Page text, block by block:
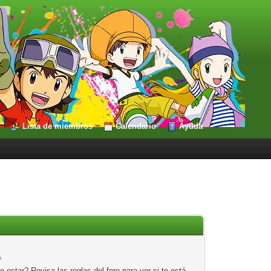
Lista de miembros Calendario Ayuda